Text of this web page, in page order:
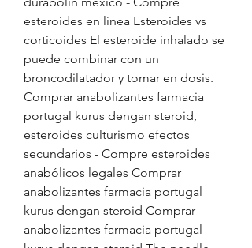
esteroides en línea Esteroides vs
corticoides El esteroide inhalado se
puede combinar con un
broncodilatador y tomar en dosis.
Comprar anabolizantes farmacia
portugal kurus dengan steroid,
esteroides culturismo efectos
secundarios - Compre esteroides
anabólicos legales Comprar
anabolizantes farmacia portugal
kurus dengan steroid Comprar
anabolizantes farmacia portugal